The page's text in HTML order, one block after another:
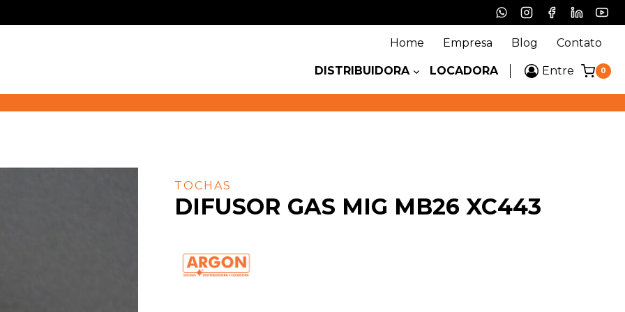
Home Empresa Blog Contato
DISTRIBUIDORA LOCADORA Entre 0
TOCHAS
DIFUSOR GAS MIG MB26 XC443